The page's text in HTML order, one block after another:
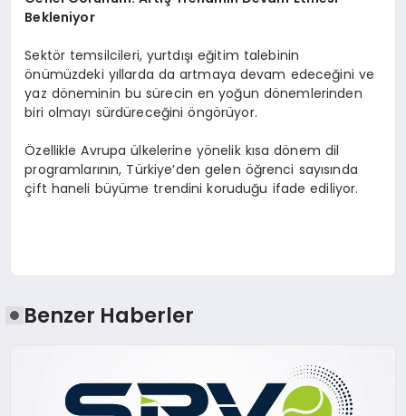
Bekleniyor
Sektör temsilcileri, yurtdışı eğitim talebinin
önümüzdeki yıllarda da artmaya devam edeceğini ve
yaz döneminin bu sürecin en yoğun dönemlerinden
biri olmayı sürdüreceğini öngörüyor.
Özellikle Avrupa ülkelerine yönelik kısa dönem dil
programlarının, Türkiye’den gelen öğrenci sayısında
çift haneli büyüme trendini koruduğu ifade ediliyor.
Benzer Haberler